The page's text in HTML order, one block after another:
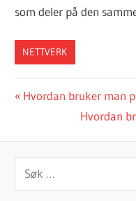
som deler på den
NETTVERK
Forrige
Hvordan bruker man
Neste
Hvordan
Søk
etter: